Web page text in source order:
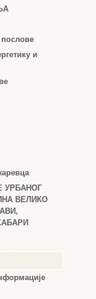
и
УРБАНОГ
ВЕЛИКО